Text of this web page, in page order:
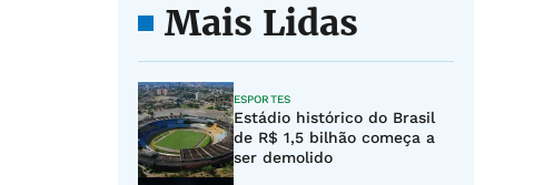
Mais Lidas
ESPORTES
Estádio histórico do Brasil
de R$ 1,5 bilhão começa a
ser demolido